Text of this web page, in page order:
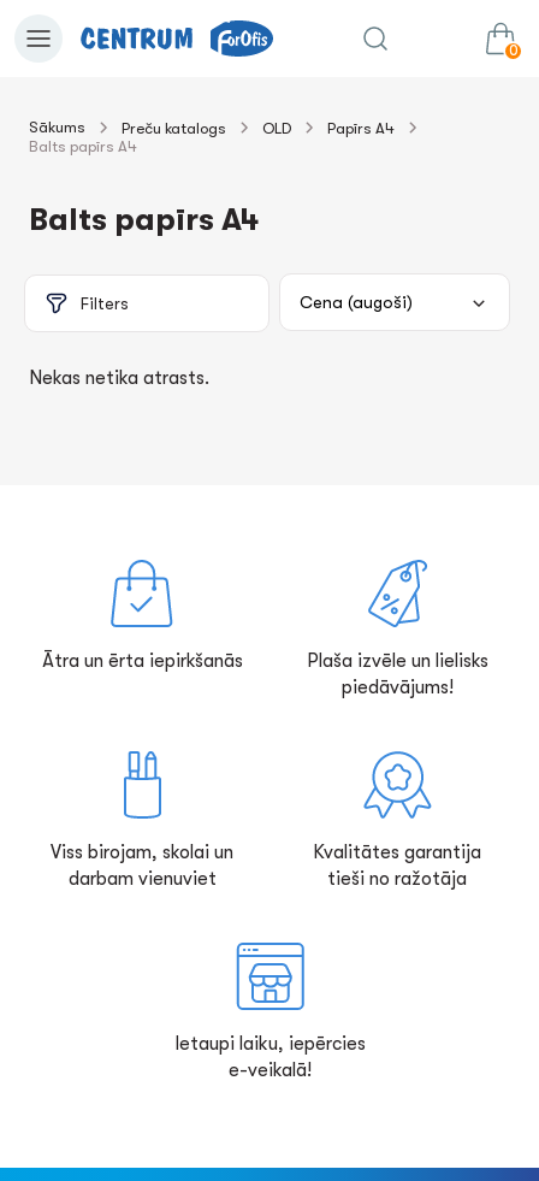
0
Sākums Preču katalogs OLD
Papīrs A4
Balts papīrs А4
Balts papīrs А4
Filters
Nekas netika atrasts.
Ātra un ērta iepirkšanās
Plaša izvēle un lielisks
piedāvājums!
Viss birojam, skolai un
darbam vienuviet
Kvalitātes garantija
tieši no ražotāja
Ietaupi laiku, iepērcies
e-veikalā!